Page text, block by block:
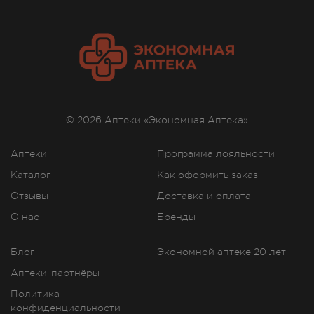
бронхиальная астма (в качестве
поддерживающей терапии);
ХОБЛ (в качестве поддерживающей терапии
обострений ХОБЛ у пациентов с повторными
обострениями в анамнезе.
Побочное действие
реакций, связанных с приемом препарата Релвар
Эллипта, использовались данные крупных
и бронхиальной астмой. Программа клинической
Аптеки
Каталог
Отзывы
О нас
Программа лояльности
Как оформить заказ
Доставка и оплата
Бренды
Блог
Аптеки-партнёры
Политика
конфиденциальности
Экономной аптеке 20 лет
© 2026 Аптеки «Экономная Аптека»